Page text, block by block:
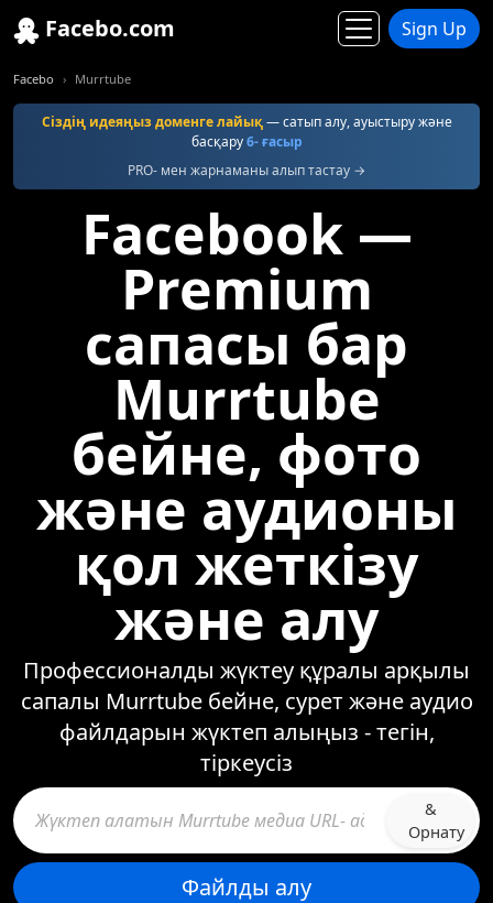
Facebo.com Sign Up
Facebo Murrtube
Сіздің идеяңыз доменге лайық— сатып алу, ауыстыру және
басқару6- ғасыр
PRO- мен жарнаманы алып тастау →
Facebook —
Premium
сапасы бар
Murrtube
бейне, фото
және аудионы
қол жеткізу
және алу
Профессионалды жүктеу құралы арқылы
сапалы Murrtube бейне, сурет және аудио
файлдарын жүктеп алыңыз - тегін,
тіркеусіз
&
Орнату
Файлды алу